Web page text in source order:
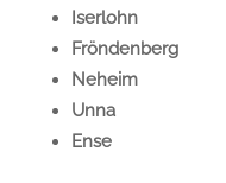
Iserlohn
Fröndenberg
Neheim
Unna
Ense